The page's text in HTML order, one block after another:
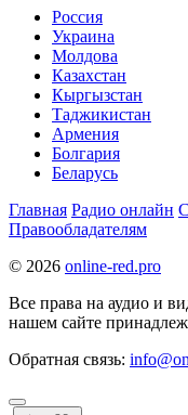
Россия
Украина
Молдова
Казахстан
Кыргызстан
Таджикистан
Армения
Болгария
Беларусь
Главная Радио онлайн
Правообладателям
© 2026 online-red.pro
Все права на аудио и
нашем сайте
Обратная связь: